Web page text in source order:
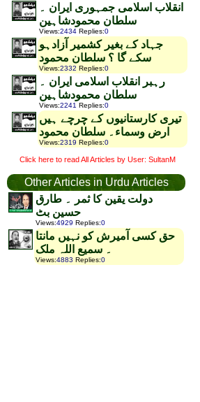
انقلاب اسلامی جمہوری ایران ۔
سلطان محمودشاہین
Views:2434 Replies:0
جہاد کے بغیر کشمیر آزادہو
سکے گا ؟ سلطان محمود
Views:2332 Replies:0
رہبر انقلاب اسلامی ایران ۔
سلطان محمودشاہین
Views:2241 Replies:0
تیری کارستانیوں کے چرچے ہیں
ارض وسماء۔ سلطان محمود
Views:2319 Replies:0
Click here to read All Articles by User: SultanM
Other Articles in Urdu Articles
دولت یقین کا ثمر ۔ طارق
حسین بٹ
Views:4929 Replies:0
حق کسی آمیرش کو نہیں مانتا
۔ سمیع اللہ ملک
Views:4883 Replies:0